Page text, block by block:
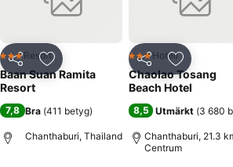
Dela Lägg till i Mina Favoriter
3 Stjärnor
Resort
Baan Suan Ramita
Resort
7,8 Bra (411 betyg)
Chanthaburi, Thailand
Dela Lägg till i
3 Stjärnor
Hotell
Chaolao Tosang
Beach Hotel
8,5 Utmärkt (3 680
Chanthaburi, 21.3
Centrum